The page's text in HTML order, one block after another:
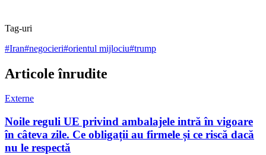
Tag-uri
#Iran#negocieri#orientul mijlociu#trump
Articole înrudite
Externe
Noile reguli UE privind ambalajele intră în vigoare
în câteva zile. Ce obligații au firmele și ce riscă dacă
nu le respectă